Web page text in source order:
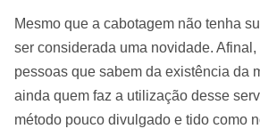
Mesmo que a cabotagem não tenha
ser considerada uma novidade.
pessoas que sabem da existência da
ainda quem faz a utilização desse
método pouco divulgado e tido como